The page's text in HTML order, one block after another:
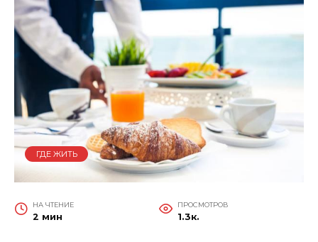
ГДЕ ЖИТЬ
НА ЧТЕНИЕ
2 мин
ПРОСМОТРОВ
1.3к.